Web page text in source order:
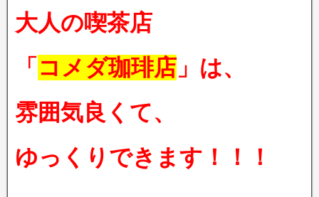
大人の喫茶店
「 コメダ珈琲店 」は、
雰囲気良くて、
ゆっくりできます！！！